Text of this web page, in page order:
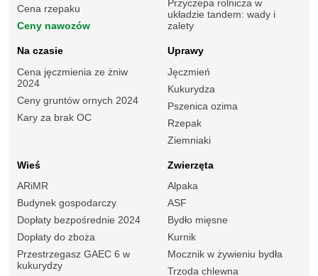
Cena rzepaku
Ceny nawozów
Przyczepa rolnicza w
układzie tandem: wady i
zalety
Na czasie
Cena jęczmienia ze żniw
2024
Ceny gruntów ornych 2024
Kary za brak OC
Uprawy
Jęczmień
Kukurydza
Pszenica ozima
Rzepak
Ziemniaki
Wieś
ARiMR
Budynek gospodarczy
Dopłaty bezpośrednie 2024
Dopłaty do zboża
Przestrzegasz GAEC 6 w
kukurydzy
Zwierzęta
Alpaka
ASF
Bydło mięsne
Kurnik
Mocznik w żywieniu bydła
Trzoda chlewna